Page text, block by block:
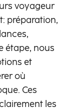
voyageur
préparation,
étape, nous
et
où
Ces
les